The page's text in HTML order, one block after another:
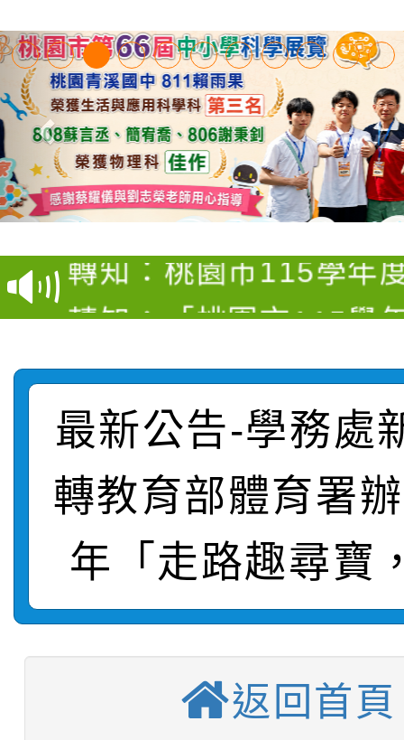
【甄選結果(第4招)】
學年度第1學期第9次代
結果(第4招)
【甄選結果(第12招)】
學年度第1學期第7次代
結果(第12招)
轉知：桃園市115學年
賽及師生本土語及新住
賽實施要點
轉知：「桃園市115學
比賽實施要點」
轉知：「115年金融知
動辦法」
轉知臺中市政府政風處
城市手牽手，綠能透明
畫影片一案
轉知：「115學年度全
劇比賽實施要點」及修
表
轉知：桃園市115年度
敬師藝文競賽』實施計
【甄選結果(第11招)】
學年度第1學期第7次代
結果(第11招)
【甄選結果(第3招)】
學年度第1學期第9次代
結果(第3招)
【甄選結果(第4招)】
學年度第1學期第9次
【甄選結果(第12招)】
最新公告-學務處
轉教育部體育署
年「走路趣尋寶
返回首頁